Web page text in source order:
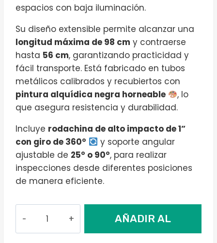
espacios con baja iluminación.
Su diseño extensible permite alcanzar una
longitud máxima de 98 cm y contraerse
hasta 56 cm, garantizando practicidad y
fácil transporte. Está fabricado en tubos
metálicos calibrados y recubiertos con
pintura alquídica negra horneable
, lo
que asegura resistencia y durabilidad.
Incluye rodachina de alto impacto de 1”
con giro de 360°
y soporte angular
ajustable de 25° o 90°, para realizar
inspecciones desde diferentes posiciones
de manera eficiente.
Inspección
AÑADIR AL